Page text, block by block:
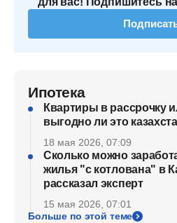
Ипотека
Квартиры в рассрочку
выгодно ли это
18 мая 2026, 07:09
Сколько можно
жилья "с котлована" в
рассказал эксперт
15 мая 2026, 07:01
Больше по этой теме